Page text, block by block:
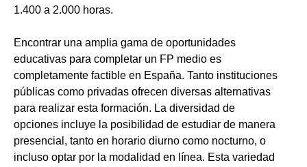
1.400 a 2.000 horas.
Encontrar una amplia gama de oportunidades
educativas para completar un FP medio es
completamente factible en España. Tanto instituciones
públicas como privadas ofrecen diversas alternativas
para realizar esta formación. La diversidad de
opciones incluye la posibilidad de estudiar de manera
presencial, tanto en horario diurno como nocturno, o
incluso optar por la modalidad en línea. Esta variedad